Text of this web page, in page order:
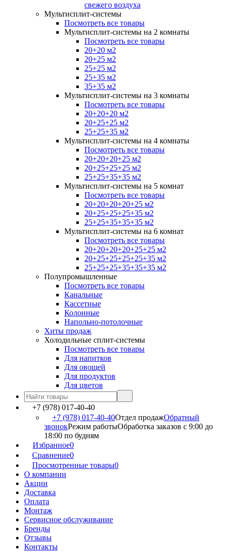
свежего воздуха
Мультисплит-системы
Посмотреть все товары
Мультисплит-системы на 2 комнаты
Посмотреть все товары
20+20 м2
20+25 м2
25+25 м2
25+35 м2
35+35 м2
Мультисплит-системы на 3 комнаты
Посмотреть все товары
20+20+20 м2
20+25+25 м2
25+25+35 м2
Мультисплит-системы на 4 комнаты
Посмотреть все товары
20+20+20+25 м2
20+25+25+25 м2
25+25+35+35 м2
Мультисплит-системы на 5 комнат
Посмотреть все товары
20+20+20+20+25 м2
20+25+25+25+35 м2
25+25+35+35+35 м2
Мультисплит-системы на 6 комнат
Посмотреть все товары
20+20+20+20+25+25 м2
20+25+25+25+25+35 м2
25+25+25+35+35+35 м2
Полупромышленные
Посмотреть все товары
Канальные
Кассетные
Колонные
Напольно-потолочные
Хиты продаж
Холодильные сплит-системы
Посмотреть все товары
Для напитков
Для овощей
Для продуктов
Для цветов
+7 (978) 017-40-40
+7 (978) 017-40-40Отдел продажОбратный
звонокРежим работыОбработка заказов с 9:00 до
18:00 по будням
Избранное0
Сравнение0
Просмотренные товары0
О компании
Акции
Доставка
Оплата
Монтаж
Сервисное обслуживание
Бренды
Отзывы
Контакты